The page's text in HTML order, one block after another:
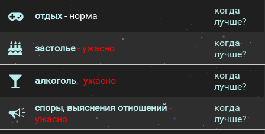
отдых- норма
когда
лучше?
застолье- ужасно
когда
лучше?
алкоголь- ужасно
когда
лучше?
споры, выяснения отношений -
ужасно
когда
лучше?